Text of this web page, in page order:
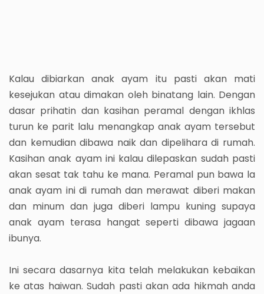
Kalau dibiarkan anak ayam itu pasti akan mati
kesejukan atau dimakan oleh binatang lain. Dengan
dasar prihatin dan kasihan peramal dengan ikhlas
turun ke parit lalu menangkap anak ayam tersebut
dan kemudian dibawa naik dan dipelihara di rumah.
Kasihan anak ayam ini kalau dilepaskan sudah pasti
akan sesat tak tahu ke mana. Peramal pun bawa la
anak ayam ini di rumah dan merawat diberi makan
dan minum dan juga diberi lampu kuning supaya
anak ayam terasa hangat seperti dibawa jagaan
ibunya.
Ini secara dasarnya kita telah melakukan kebaikan
ke atas haiwan. Sudah pasti akan ada hikmah anda